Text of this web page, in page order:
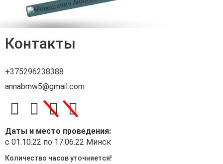
Контакты
+375296238388
annabmw5@gmail.com
\\
Даты и место проведения:
с 01.10.22 по 17.06.22 Минск
Количество часов уточняется!